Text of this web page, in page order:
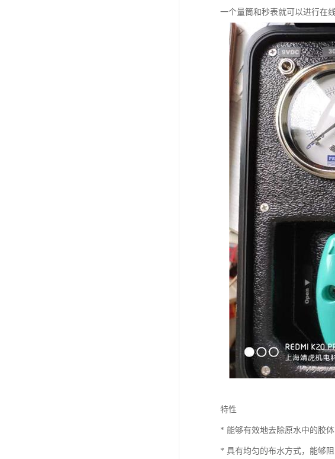
一个量筒和秒表就可以进行在
特性
* 能够有效地去除原水中的胶
* 具有均匀的布水方式，能够